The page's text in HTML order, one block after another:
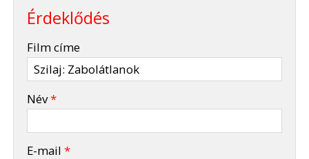
Érdeklődés
Film címe
Név*
E-mail*